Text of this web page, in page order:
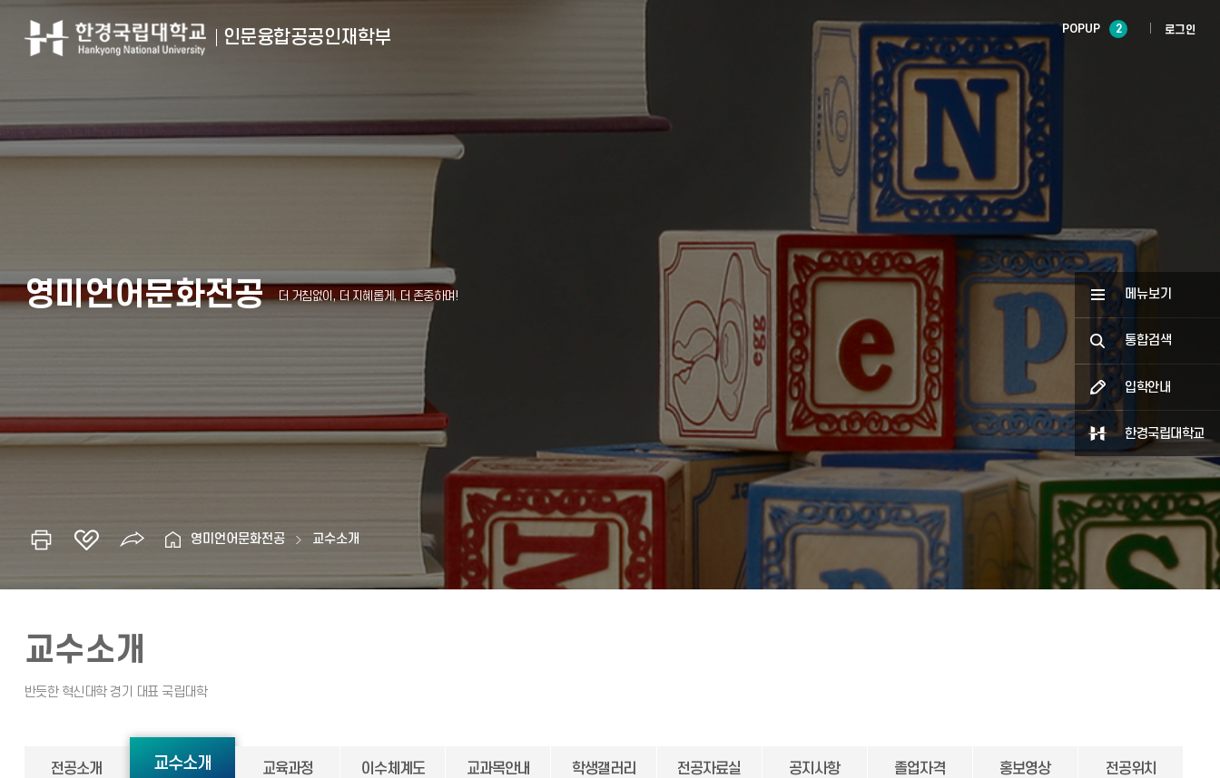
인문융합공공인재학부 POPUP 2 로그인
메뉴보기
통합검색
입학안내
한경국립대학교
영미언어문화전공
영미언어문화전공 교수소개
교수소개
전공소개 교수소개 교육과정 이수체계도 교과목안내 학생갤러리 전공자료실 공지사항 졸업자격 홍보영상 전공위치